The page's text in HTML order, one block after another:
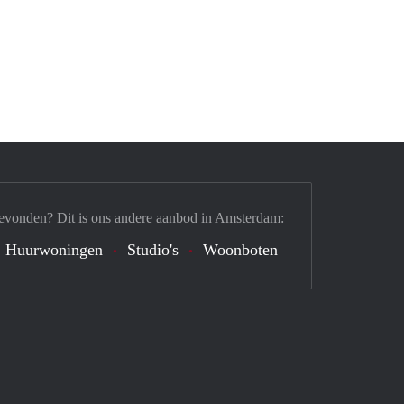
Dit is ons andere aanbod in Amsterdam:
Huurwoningen Studio's Woonboten